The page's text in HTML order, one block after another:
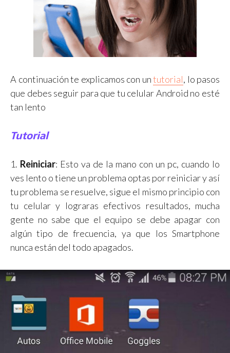
A continuación te explicamos con untutorial, lo pasos
que debes seguir para que tu celular Android no esté
tan lento
Tutorial
1. Reiniciar: Esto va de la mano con un pc, cuando lo
ves lento o tiene un problema optas por reiniciar y así
tu problema se resuelve, sigue el mismo principio con
tu celular y lograras efectivos resultados, mucha
gente no sabe que el equipo se debe apagar con
algún tipo de frecuencia, ya que los Smartphone
nunca están del todo apagados.